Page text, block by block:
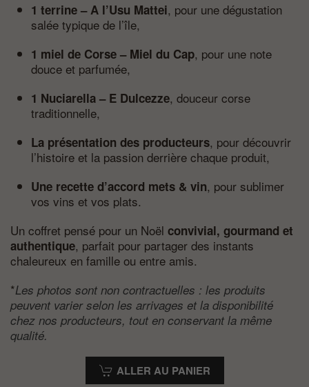
1 terrine – A l’Usu Mattei, pour une dégustation
salée typique de l’île,
1 miel de Corse – Miel du Cap, pour une note
douce et parfumée,
1 Nuciarella – E Dulcezze, douceur corse
traditionnelle,
La présentation des producteurs, pour découvrir
l’histoire et la passion derrière chaque produit,
Une recette d’accord mets & vin, pour sublimer
vos vins et vos plats.
Un coffret pensé pour un Noël convivial, gourmand et
authentique, parfait pour partager des instants
chaleureux en famille ou entre amis.
*Les photos sont non contractuelles : les produits
peuvent varier selon les arrivages et la disponibilité
chez nos producteurs, tout en conservant la même
qualité.
ALLER AU PANIER